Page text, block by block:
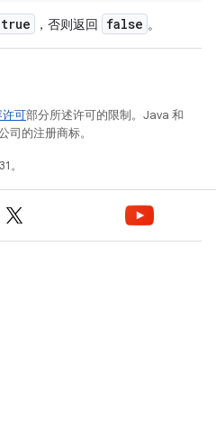
true ，否则返回 false 。
许可部分所述许可的限制。Java 和
的注册商标。
。